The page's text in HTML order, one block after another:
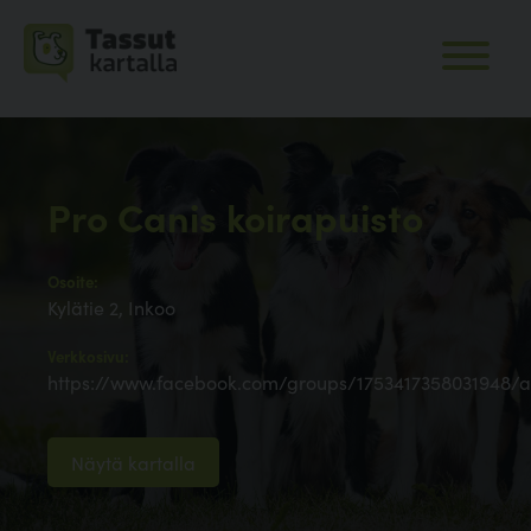
Pro Canis koirapuisto
Osoite:
Kylätie 2, Inkoo
https://www.facebook.com/groups/1753417358031948/
Näytä kartalla